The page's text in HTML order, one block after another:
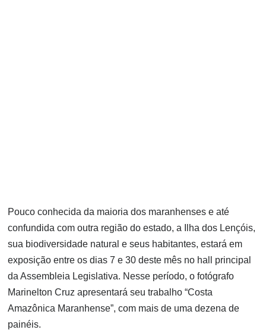
Pouco conhecida da maioria dos maranhenses e até
confundida com outra região do estado, a Ilha dos Lençóis,
sua biodiversidade natural e seus habitantes, estará em
exposição entre os dias 7 e 30 deste mês no hall principal
da Assembleia Legislativa. Nesse período, o fotógrafo
Marinelton Cruz apresentará seu trabalho “Costa
Amazônica Maranhense”, com mais de uma dezena de
painéis.